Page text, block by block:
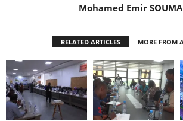
Mohamed Emir
RELATED ARTICLES MORE FROM